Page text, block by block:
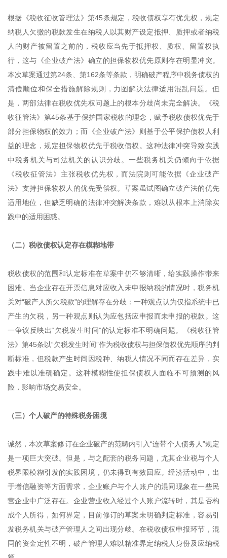
根据《税收征收管理法》第45条规定，税收债权享有优先权，规定
纳税人欠缴的税款发生在纳税人以其财产设定抵押、质押或者纳税
人的财产被留置之前的，税收应当先于抵押权、质权、留置权执
行，这与《企业破产法》确立的担保物权优先原则存在明显冲突。
本次草案通过第24条、第162条等条款，明确破产程序中税务债权的
清偿顺位和保全措施解除规则，力图解决法律适用混乱问题。但
是，两部法律在税收优先权问题上的根本分歧尚未完全解决。《税
收征管法》第45条基于保护国家税收的理念，赋予税收债权优先于
部分担保物权的效力；而《企业破产法》则基于公平保护债权人利
益的理念，规定担保物权优先于税收债权。这种法律冲突导致实践
中税务机关与司法机关的认识分歧。一些税务机关仍倾向于依据
《税收征管法》主张税收优先权，而法院则可能依据《企业破产
法》支持担保物权人的优先受偿权。草案虽试图确立破产法的优先
适用地位，但缺乏明确的法律冲突解决条款，难以从根本上消除实
践中的适用困惑。
（二）税收债权认定存在模糊地带
税收债权的范围和认定标准在草案中仍不够清晰，给实践操作带来
困难。当企业存在开票信息对应收入未申报纳税的情况时，税务机
关对“破产人所欠税款”的理解存在分歧：一种观点认为仅指系统中已
产生的欠税，另一种观点则认为应包括应申报而未申报的税款。这
一争议反映出“欠税发生时间”的认定标准不明确问题。《税收征管
法》第45条以“欠税发生时间”作为税收债权与担保债权优先顺序的判
断标准，但税款产生时间因税种、纳税人情况不同而存在差异，实
践中难以准确确定。这种模糊性使担保债权人面临不可预测的风
险，影响市场交易安全。
（三）个人破产的特殊税务困境
诚然，本次草案修订在企业破产的范畴内引入“连带个人债务人”规定
是一项巨大突破。但是，与之配套的税务问题，尤其企业税与个人
税界限模糊引发的实践困境，仍未得到有效回应。经济活动中，出
于增信融资等方面需求，企业账户与个人账户的混同现象在一些民
营企业中广泛存在。企业营业收入经过个人账户流转时，其是否构
成个人所得，如何界定，目前修订的草案未明确判定标准，容易引
发税务机关与破产管理人之间出现分歧。在税收债权申报环节，混
同的资金定性不明，破产管理人难以精准界定纳税人身份及应纳税